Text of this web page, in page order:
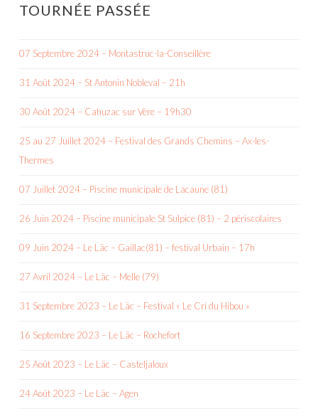
TOURNÉE PASSÉE
07 Septembre 2024 – Montastruc-la-Conseillère
31 Août 2024 – St Antonin Nobleval – 21h
30 Août 2024 – Cahuzac sur Vère – 19h30
25 au 27 Juillet 2024 – Festival des Grands Chemins – Ax-les-
Thermes
07 Juillet 2024 – Piscine municipale de Lacaune (81)
26 Juin 2024 – Piscine municipale St Sulpice (81) – 2 périscolaires
09 Juin 2024 – Le Läc – Gaillac(81) – festival Urbain – 17h
27 Avril 2024 – Le Läc – Melle (79)
31 Septembre 2023 – Le Läc – Festival « Le Cri du Hibou »
16 Septembre 2023 – Le Läc – Rochefort
25 Août 2023 – Le Läc – Casteljaloux
24 Août 2023 – Le Läc – Agen